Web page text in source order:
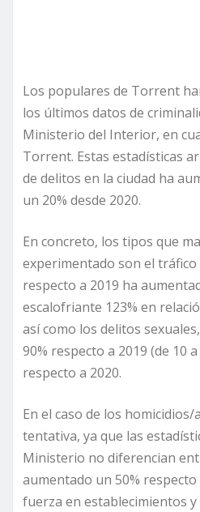
Los populares de Torrent
los últimos datos de
Ministerio del Interior, en
Torrent. Estas estadísticas
de delitos en la ciudad ha
un 20% desde 2020.
En concreto, los tipos que
experimentado son el tráfico
respecto a 2019 ha
escalofriante 123% en
así como los delitos
90% respecto a 2019 (de 10
respecto a 2020.
En el caso de los
tentativa, ya que las
Ministerio no diferencian
aumentado un 50%
fuerza en establecimientos